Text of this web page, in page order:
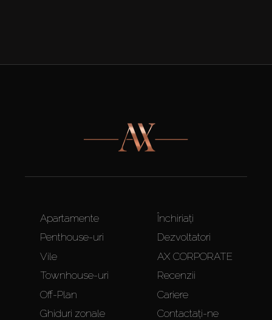
Apartamente
Penthouse-uri
Vile
Townhouse-uri
Off-Plan
Ghiduri zonale
Închiriați
Dezvoltatori
AX CORPORATE
Recenzii
Cariere
Contactați-ne